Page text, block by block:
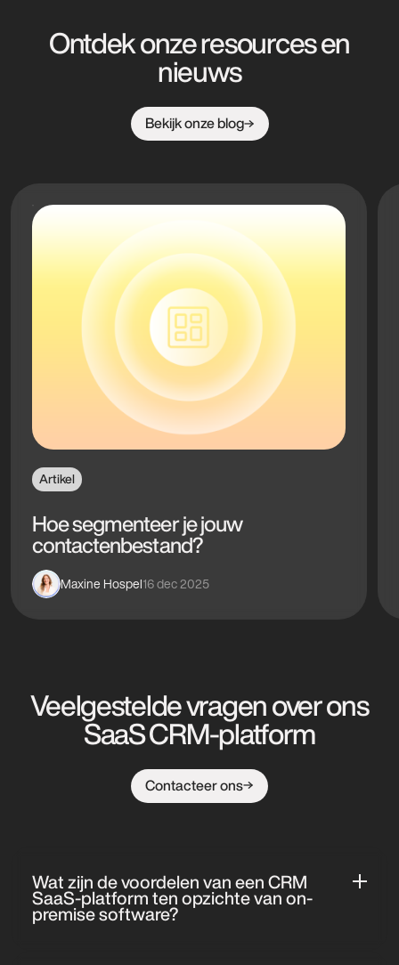
Ontdek onze resources en
nieuws
Bekijk onze blog
Artikel
Hoe segmenteer je jouw
contactenbestand?
Maxine Hospel16 dec 2025
Veelgestelde vragen over ons
SaaS CRM-platform
Contacteer ons
Wat zijn de voordelen van een CRM
SaaS-platform ten opzichte van on-
premise software?